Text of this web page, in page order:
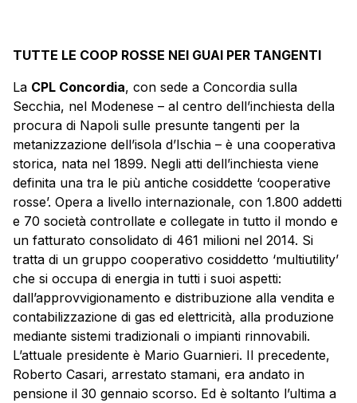
TUTTE LE COOP ROSSE NEI GUAI PER TANGENTI
La CPL Concordia, con sede a Concordia sulla
Secchia, nel Modenese – al centro dell’inchiesta della
procura di Napoli sulle presunte tangenti per la
metanizzazione dell’isola d’Ischia – è una cooperativa
storica, nata nel 1899. Negli atti dell’inchiesta viene
definita una tra le più antiche cosiddette ‘cooperative
rosse’. Opera a livello internazionale, con 1.800 addetti
e 70 società controllate e collegate in tutto il mondo e
un fatturato consolidato di 461 milioni nel 2014. Si
tratta di un gruppo cooperativo cosiddetto ‘multiutility’
che si occupa di energia in tutti i suoi aspetti:
dall’approvvigionamento e distribuzione alla vendita e
contabilizzazione di gas ed elettricità, alla produzione
mediante sistemi tradizionali o impianti rinnovabili.
L’attuale presidente è Mario Guarnieri. Il precedente,
Roberto Casari, arrestato stamani, era andato in
pensione il 30 gennaio scorso. Ed è soltanto l’ultima a